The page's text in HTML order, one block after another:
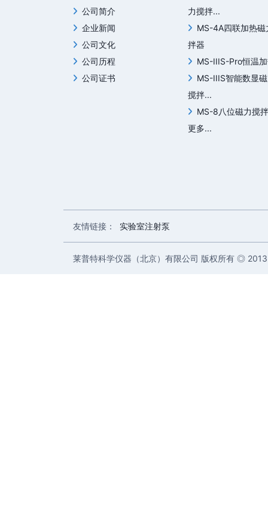
公司简介
企业新闻
公司文化
公司历程
公司证书
力搅拌...
MS-4A四联加热磁
拌器
MS-IIIS-Pro恒温
MS-IIIS智能数显
搅拌...
MS-8八位磁力搅
更多...
友情链接： 实验室注射泵
莱普特科学仪器（北京）有限公司 版权所有 ◎